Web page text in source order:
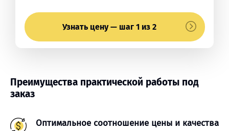
Узнать цену — шаг 1 из 2
Преимущества практической работы под
заказ
Оптимальное соотношение цены и качества